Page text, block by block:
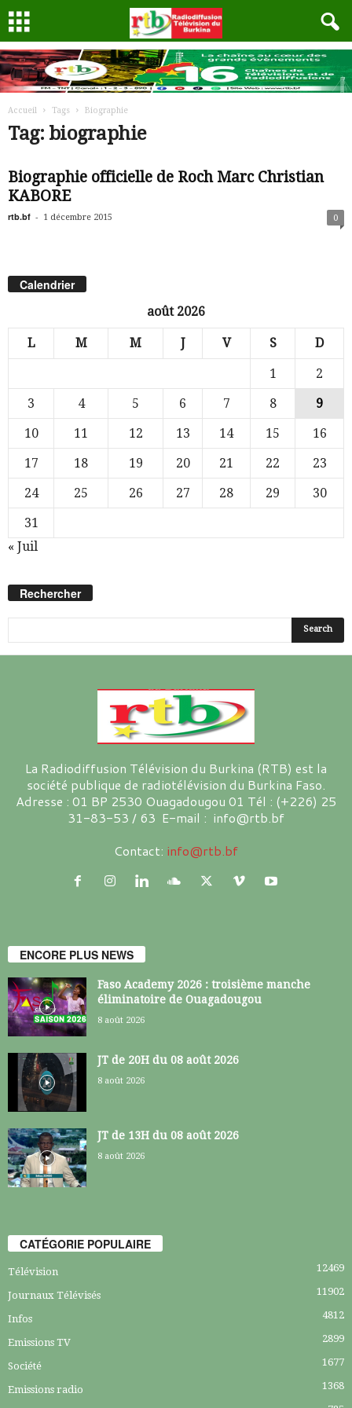
Accueil Tags Biographie
Tag: biographie
Biographie officielle de Roch Marc Christian
KABORE
rtb.bf - 1 décembre 2015 0
Calendrier
août 2026
L M M J V S D
1
2
3
4 5 6 7 8
9
10
11 12 13 14 15
16
17
18 19 20 21 22
23
24
25 26 27 28 29
30
31
« Juil
Rechercher
La Radiodiffusion Télévision du Burkina (RTB) est la
société publique de radiotélévision du Burkina Faso.
Adresse : 01 BP 2530 Ouagadougou 01 Tél : (+226) 25
31-83-53 / 63 E-mail : info@rtb.bf
Contact: info@rtb.bf
ENCORE PLUS NEWS
Faso Academy 2026 : troisième manche
éliminatoire de Ouagadougou
8 août 2026
JT de 20H du 08 août 2026
8 août 2026
JT de 13H du 08 août 2026
8 août 2026
CATÉGORIE POPULAIRE
Télévision 12469
Journaux Télévisés 11902
Infos 4812
Emissions TV 2899
Société 1677
Emissions radio 1368